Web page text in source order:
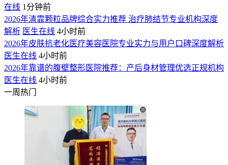
在线 1分钟前
2026年清霏颗粒品牌综合实力推荐 治疗肺结节专业机构深度
解析 医生在线 4小时前
2026年皮肤抗老化医疗美容医院专业实力与用户口碑深度解析
医生在线 4小时前
2026年靠谱的腹壁整形医院推荐：产后身材管理优选正规机构
医生在线 4小时前
一周热门